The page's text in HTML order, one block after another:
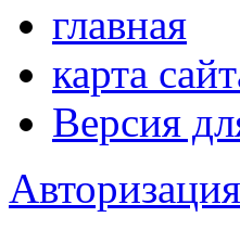
главная
карта
Версия
Авторизация